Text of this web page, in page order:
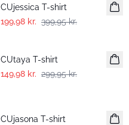
CUjessica T-shirt
199,98 kr. 399,95 kr.
CUtaya T-shirt
149,98 kr. 299,95 kr.
CUjasona T-shirt